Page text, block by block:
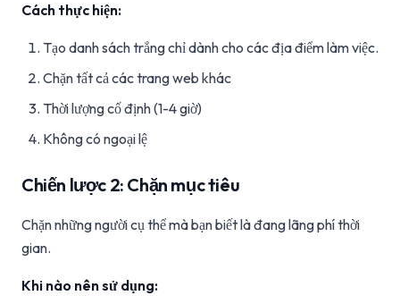
Cách thực hiện:
Tạo danh sách trắng chỉ dành cho các địa điểm làm việc.
Chặn tất cả các trang web khác
Thời lượng cố định (1-4 giờ)
Không có ngoại lệ
Chiến lược 2: Chặn mục tiêu
Chặn những người cụ thể mà bạn biết là đang lãng phí thời
gian.
Khi nào nên sử dụng: